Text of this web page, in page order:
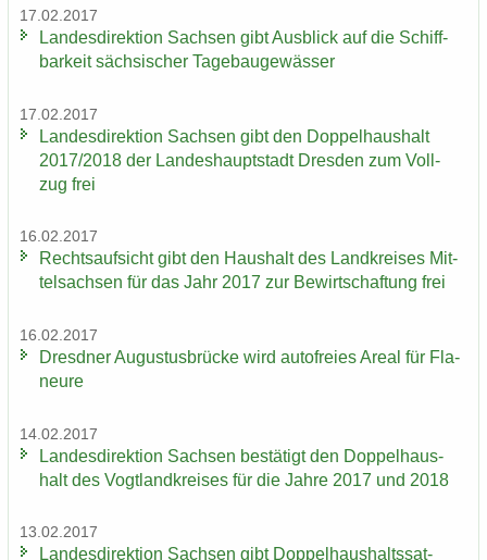
17.02.2017
Lan­des­di­rek­ti­on Sach­sen gibt Aus­blick auf die Schiff­
bar­keit säch­si­scher Ta­ge­bau­ge­wäs­ser
17.02.2017
Lan­des­di­rek­ti­on Sach­sen gibt den Dop­pel­haus­halt
2017/2018 der Lan­des­haupt­stadt Dres­den zum Voll­
zug frei
16.02.2017
Rechts­auf­sicht gibt den Haus­halt des Land­krei­ses Mit­
tel­sach­sen für das Jahr 2017 zur Be­wirt­schaf­tung frei
16.02.2017
Dresd­ner Au­gus­tus­brü­cke wird au­to­frei­es Areal für Fla­
neu­re
14.02.2017
Lan­des­di­rek­ti­on Sach­sen be­stä­tigt den Dop­pel­haus­
halt des Vogt­land­krei­ses für die Jahre 2017 und 2018
13.02.2017
Lan­des­di­rek­ti­on Sach­sen gibt Dop­pel­haus­halts­sat­